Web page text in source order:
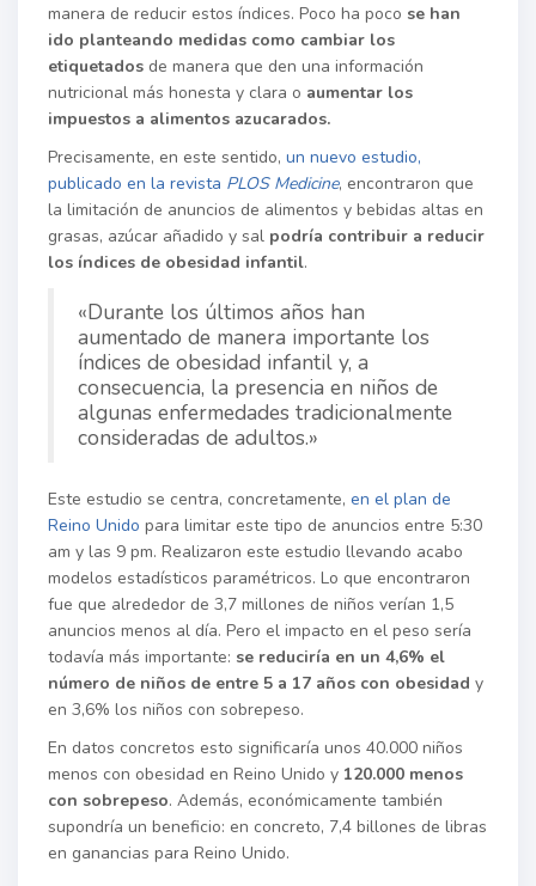
manera de reducir estos índices. Poco ha poco se han
ido planteando medidas como cambiar los
etiquetados de manera que den una información
nutricional más honesta y clara o aumentar los
impuestos a alimentos azucarados.
Precisamente, en este sentido, un nuevo estudio,
publicado en la revista PLOS Medicine, encontraron que
la limitación de anuncios de alimentos y bebidas altas en
grasas, azúcar añadido y sal podría contribuir a reducir
los índices de obesidad infantil.
«Durante los últimos años han
aumentado de manera importante los
índices de obesidad infantil y, a
consecuencia, la presencia en niños de
algunas enfermedades tradicionalmente
consideradas de adultos.»
Este estudio se centra, concretamente, en el plan de
Reino Unido para limitar este tipo de anuncios entre 5:30
am y las 9 pm. Realizaron este estudio llevando acabo
modelos estadísticos paramétricos. Lo que encontraron
fue que alrededor de 3,7 millones de niños verían 1,5
anuncios menos al día. Pero el impacto en el peso sería
todavía más importante: se reduciría en un 4,6% el
número de niños de entre 5 a 17 años con obesidad y
en 3,6% los niños con sobrepeso.
En datos concretos esto significaría unos 40.000 niños
menos con obesidad en Reino Unido y 120.000 menos
con sobrepeso. Además, económicamente también
supondría un beneficio: en concreto, 7,4 billones de libras
en ganancias para Reino Unido.